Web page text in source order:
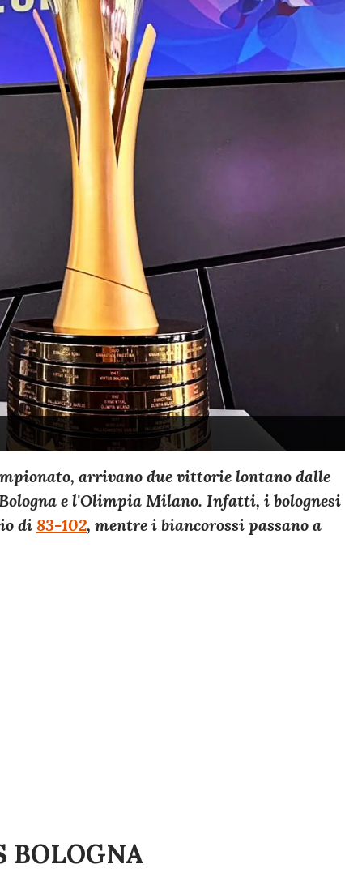
arrivano due vittorie lontano dalle
e l'Olimpia Milano. Infatti, i bolognesi
di 83-102, mentre i biancorossi passano a
BOLOGNA